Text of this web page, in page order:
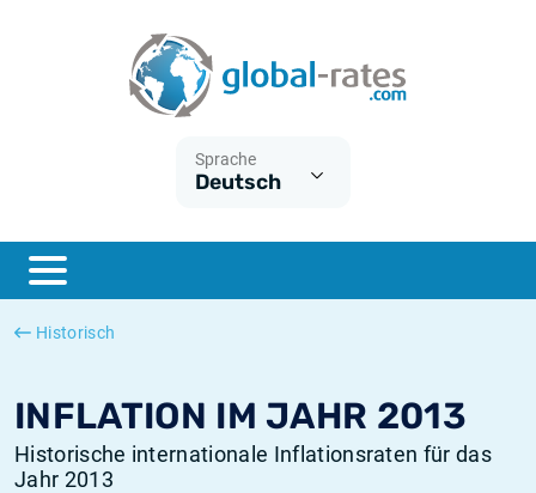
Sprache
Deutsch
Historisch
INFLATION IM JAHR 2013
Historische internationale Inflationsraten für das
Jahr 2013
ESTER
SONIA
Was ist die VPI-Inflation?
Was ist die HVPI-Inflation?
Deutsche inflation
Europäische inflation
Historische Euribor-Sätze
Historische ESTER-Sätze
Historische SOFR-Sätze
Historische SONIA-Sätze
Inflationsrechner